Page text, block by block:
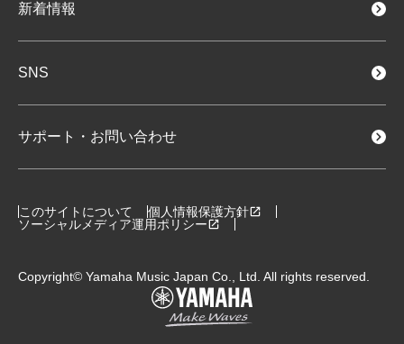
新着情報
SNS
サポート・お問い合わせ
このサイトについて
個人情報保護方針
ソーシャルメディア運用ポリシー
Copyright© Yamaha Music Japan Co., Ltd. All rights reserved.